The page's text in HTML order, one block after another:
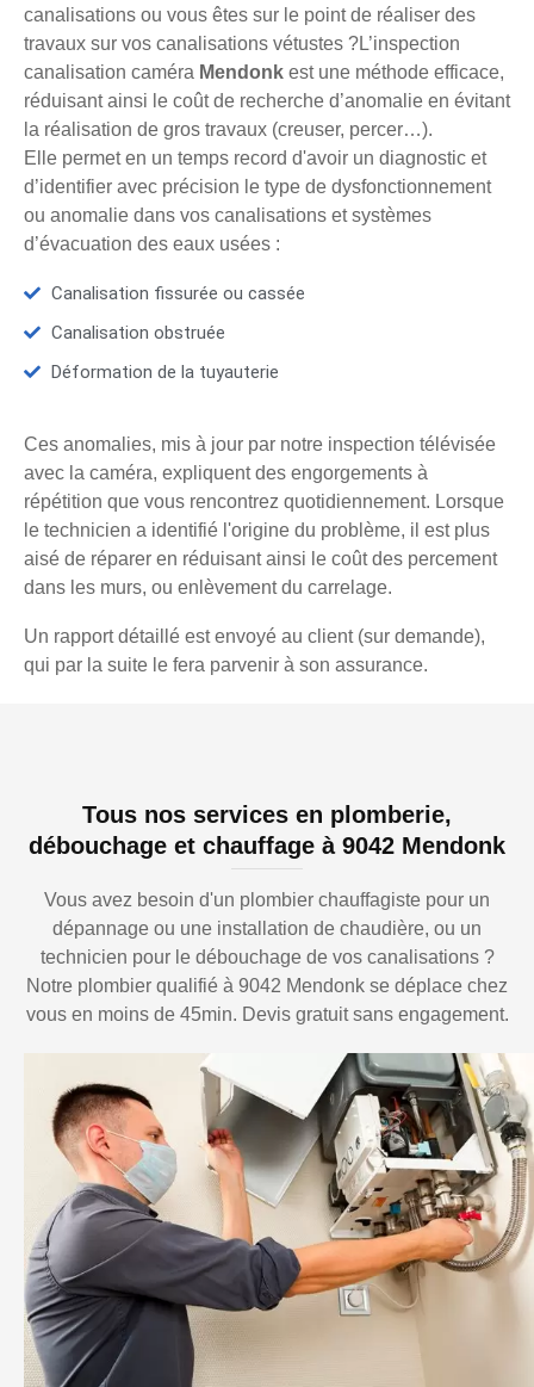
canalisations ou vous êtes sur le point de réaliser des
travaux sur vos canalisations vétustes ?L’inspection
canalisation caméra Mendonk est une méthode efficace,
réduisant ainsi le coût de recherche d’anomalie en évitant
la réalisation de gros travaux (creuser, percer…).
Elle permet en un temps record d'avoir un diagnostic et
d’identifier avec précision le type de dysfonctionnement
ou anomalie dans vos canalisations et systèmes
d’évacuation des eaux usées :
Canalisation fissurée ou cassée
Canalisation obstruée
Déformation de la tuyauterie
Ces anomalies, mis à jour par notre inspection télévisée
avec la caméra, expliquent des engorgements à
répétition que vous rencontrez quotidiennement. Lorsque
le technicien a identifié l'origine du problème, il est plus
aisé de réparer en réduisant ainsi le coût des percement
dans les murs, ou enlèvement du carrelage.
Un rapport détaillé est envoyé au client (sur demande),
qui par la suite le fera parvenir à son assurance.
Tous nos services en plomberie,
débouchage et chauffage à 9042 Mendonk
Vous avez besoin d'un plombier chauffagiste pour un
dépannage ou une installation de chaudière, ou un
technicien pour le débouchage de vos canalisations ?
Notre plombier qualifié à 9042 Mendonk se déplace chez
vous en moins de 45min. Devis gratuit sans engagement.